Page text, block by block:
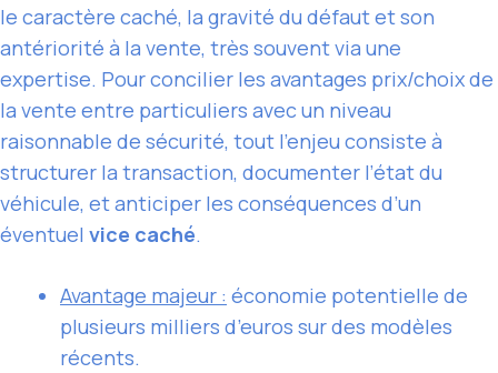
le caractère caché, la gravité du défaut et son
antériorité à la vente, très souvent via une
expertise. Pour concilier les avantages prix/choix de
la vente entre particuliers avec un niveau
raisonnable de sécurité, tout l’enjeu consiste à
structurer la transaction, documenter l’état du
véhicule, et anticiper les conséquences d’un
éventuel vice caché.
Avantage majeur : économie potentielle de
plusieurs milliers d’euros sur des modèles
récents.